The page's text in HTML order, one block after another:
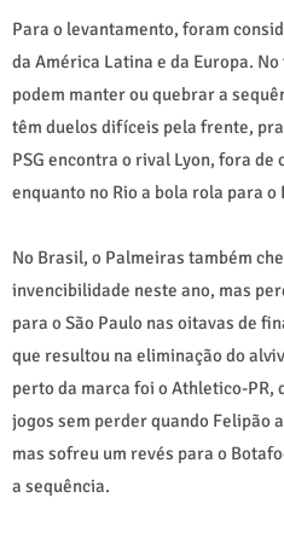
Para o levantamento, foram
da América Latina e da Europa.
podem manter ou quebrar a
têm duelos difíceis pela frente,
PSG encontra o rival Lyon, fora de
enquanto no Rio a bola rola para
No Brasil, o Palmeiras também
invencibilidade neste ano, mas
para o São Paulo nas oitavas de
que resultou na eliminação do
perto da marca foi o Athletico-PR,
jogos sem perder quando Felipão
mas sofreu um revés para o
a sequência.